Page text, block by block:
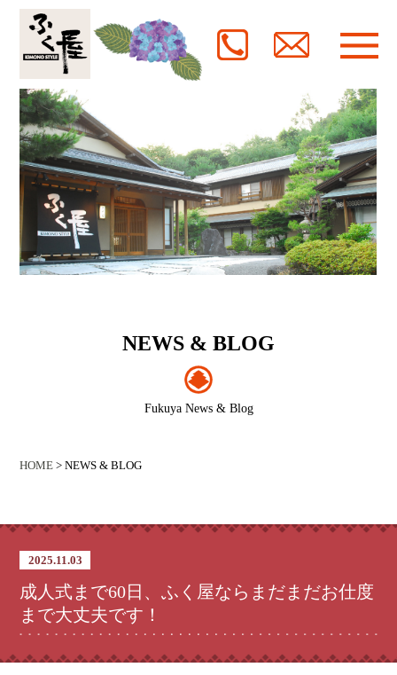
NEWS & BLOG
Fukuya News & Blog
HOME > NEWS & BLOG
2025.11.03
成人式まで60日、ふく屋ならまだまだお仕度
まで大丈夫です！